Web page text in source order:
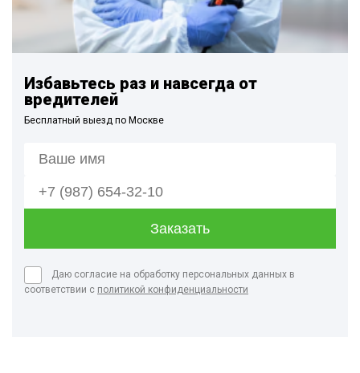
Избавьтесь раз и навсегда от
вредителей
Бесплатный выезд по Москве
Даю согласие на обработку персональных данных в
соответствии с политикой конфиденциальности